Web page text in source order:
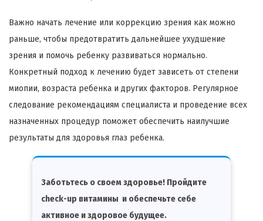
Важно начать лечение или коррекцию зрения как можно
раньше, чтобы предотвратить дальнейшее ухудшение
зрения и помочь ребенку развиваться нормально.
Конкретный подход к лечению будет зависеть от степени
миопии, возраста ребенка и других факторов. Регулярное
следование рекомендациям специалиста и проведение всех
назначенных процедур поможет обеспечить наилучшие
результаты для здоровья глаз ребенка.
Заботьтесь о своем здоровье! Пройдите
check-up витамины и обеспечьте себе
активное и здоровое будущее.